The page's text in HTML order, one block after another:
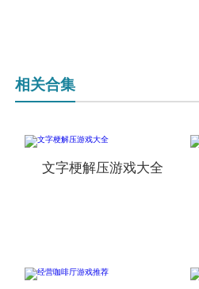
相关合集
文字梗解压游戏大全